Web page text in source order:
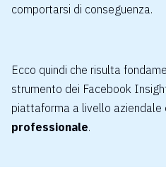
comportarsi di conseguenza.
Ecco quindi che risulta
strumento dei Facebook
piattaforma a livello aziendale
professionale.